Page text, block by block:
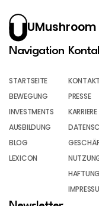
UMushroom
Navigation
STARTSEITE
BEWEGUNG
INVESTMENTS
AUSBILDUNG
BLOG
LEXICON
PRESSE
KARRIERE